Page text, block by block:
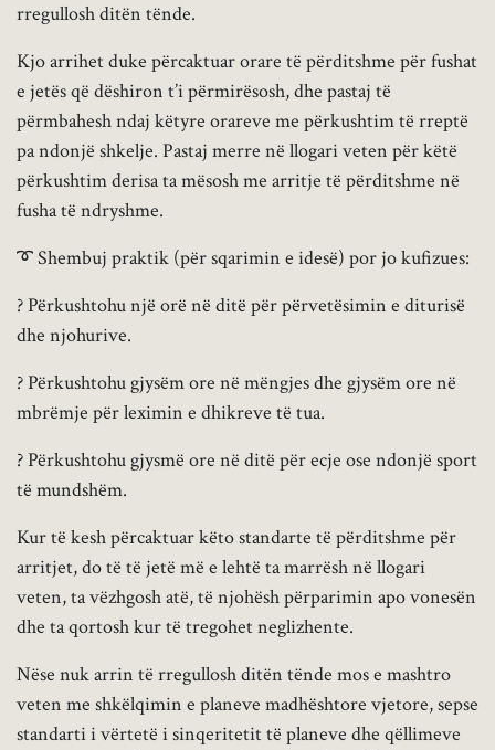
rregullosh ditën tënde.
Kjo arrihet duke përcaktuar orare të përditshme për fushat
e jetës që dëshiron t’i përmirësosh, dhe pastaj të
përmbahesh ndaj këtyre orareve me përkushtim të rreptë
pa ndonjë shkelje. Pastaj merre në llogari veten për këtë
përkushtim derisa ta mësosh me arritje të përditshme në
fusha të ndryshme.
➰ Shembuj praktik (për sqarimin e idesë) por jo kufizues:
? Përkushtohu një orë në ditë për përvetësimin e diturisë
dhe njohurive.
? Përkushtohu gjysëm ore në mëngjes dhe gjysëm ore në
mbrëmje për leximin e dhikreve të tua.
? Përkushtohu gjysmë ore në ditë për ecje ose ndonjë sport
të mundshëm.
Kur të kesh përcaktuar këto standarte të përditshme për
arritjet, do të të jetë më e lehtë ta marrësh në llogari
veten, ta vëzhgosh atë, të njohësh përparimin apo vonesën
dhe ta qortosh kur të tregohet neglizhente.
Nëse nuk arrin të rregullosh ditën tënde mos e mashtro
veten me shkëlqimin e planeve madhështore vjetore, sepse
standarti i vërtetë i sinqeritetit të planeve dhe qëllimeve